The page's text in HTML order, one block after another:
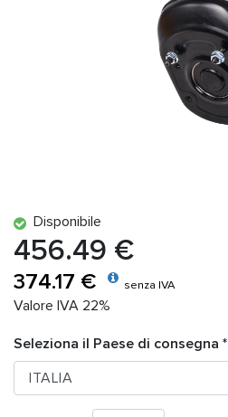
Disponibile
456.49 €
374.17 € senza IVA
Valore IVA 22%
Seleziona il Paese di consegna *